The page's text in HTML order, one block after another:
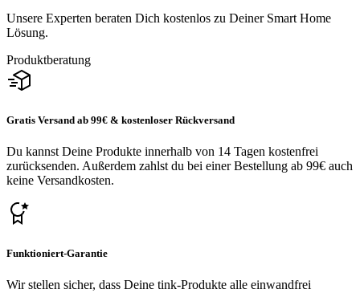
Unsere Experten beraten Dich kostenlos zu Deiner Smart Home
Lösung.
Produktberatung
Gratis Versand ab 99€ & kostenloser Rückversand
Du kannst Deine Produkte innerhalb von 14 Tagen kostenfrei
zurücksenden. Außerdem zahlst du bei einer Bestellung ab 99€ auch
keine Versandkosten.
Funktioniert-Garantie
Wir stellen sicher, dass Deine tink-Produkte alle einwandfrei